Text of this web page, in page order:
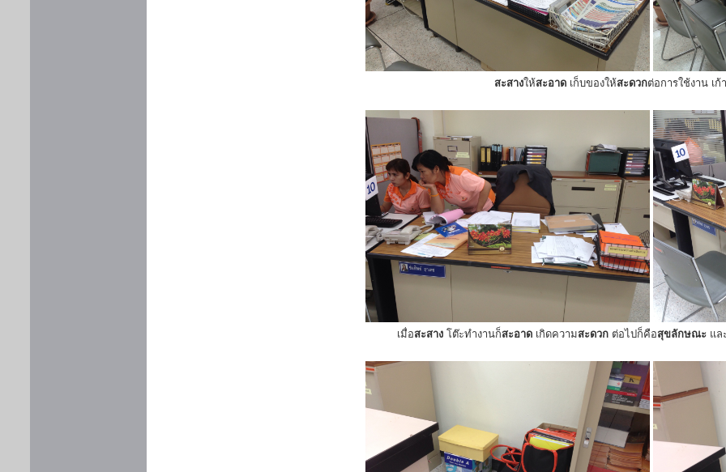
สะสางให้สะอาดเก็บของให้สะดวกต่อการใช้งาน เก้
เมื่อสะสางโต๊ะทำงานก็สะอาดเกิดความสะดวกต่อไปก็คือสุขลักษณะ แล